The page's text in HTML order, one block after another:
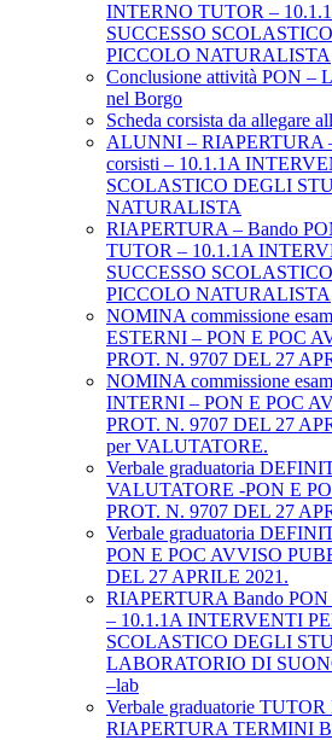
INTERNO TUTOR –
SUCCESSO
PICCOLO NATURALISTA
Conclusione attività PON –
nel Borgo
Scheda corsista da allegare
ALUNNI – RIAPERTURA
corsisti – 10.1.1A
SCOLASTICO DEGLI
NATURALISTA
RIAPERTURA – Bando
TUTOR – 10.1.1A
SUCCESSO
PICCOLO NATURALISTA
NOMINA commissione
ESTERNI – PON E POC
PROT. N. 9707 DEL 27
NOMINA commissione
INTERNI – PON E POC
PROT. N. 9707 DEL 27
per VALUTATORE.
Verbale graduatoria
VALUTATORE -PON E
PROT. N. 9707 DEL 27
Verbale graduatoria
PON E POC AVVISO
DEL 27 APRILE 2021.
RIAPERTURA Bando
– 10.1.1A INTERVENTI
SCOLASTICO DEGLI
LABORATORIO DI
–lab
Verbale graduatorie
RIAPERTURA TERMINI